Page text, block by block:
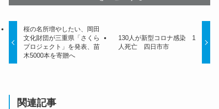
桜の名所増やしたい、岡田
文化財団が三重県「さくら
プロジェクト」を発表、苗
木5000本を寄贈へ
130人が新型コロナ感染 1
人死亡 四日市市
関連記事